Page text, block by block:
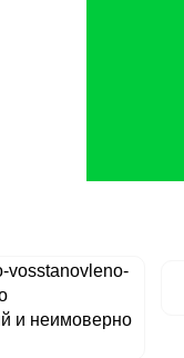
и неимоверно